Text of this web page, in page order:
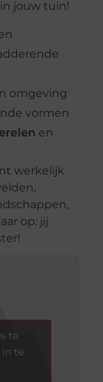
jouw tuin!
omgeving
vormen
en
werkelijk
op: jij
te
in te